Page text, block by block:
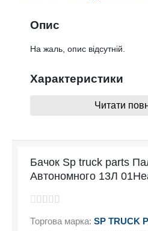
Опис
На жаль, опис відсутній.
Характеристики
На жаль, характеристики
Читати
Бачок Sp truck parts
Автономного 13Л
Торгова марка: SP TRUCK